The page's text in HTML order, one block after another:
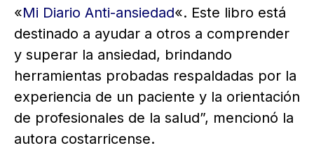
«Mi Diario Anti-ansiedad«. Este libro está
destinado a ayudar a otros a comprender
y superar la ansiedad, brindando
herramientas probadas respaldadas por la
experiencia de un paciente y la orientación
de profesionales de la salud”, mencionó la
autora costarricense.